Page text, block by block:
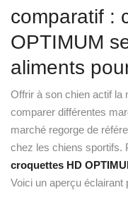
comparatif :
OPTIMUM
aliments
Offrir à son chien actif la
comparer différentes
marché regorge de
chez les chiens sportifs.
croquettes HD
Voici un aperçu